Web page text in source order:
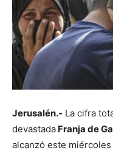
Jerusalén.- La cifra
devastada Franja de
alcanzó este miércoles